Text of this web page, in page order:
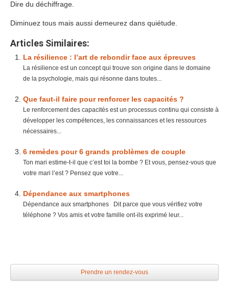
Dire du déchiffrage.
Diminuez tous mais aussi demeurez dans quiétude.
Articles Similaires:
La résilience : l’art de rebondir face aux épreuves
La résilience est un concept qui trouve son origine dans le domaine
de la psychologie, mais qui résonne dans toutes...
Que faut-il faire pour renforcer les capacités ?
Le renforcement des capacités est un processus continu qui consiste à
développer les compétences, les connaissances et les ressources
nécessaires...
6 remèdes pour 6 grands problèmes de couple
Ton mari estime-t-il que c’est toi la bombe ? Et vous, pensez-vous que
votre mari l’est ? Pensez que votre...
Dépendance aux smartphones
Dépendance aux smartphones Dit parce que vous vérifiez votre
téléphone ? Vos amis et votre famille ont-ils exprimé leur...
Prendre un rendez-vous